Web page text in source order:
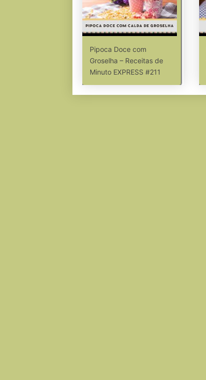
Pipoca Doce com
Groselha – Receitas de
Minuto EXPRESS #211